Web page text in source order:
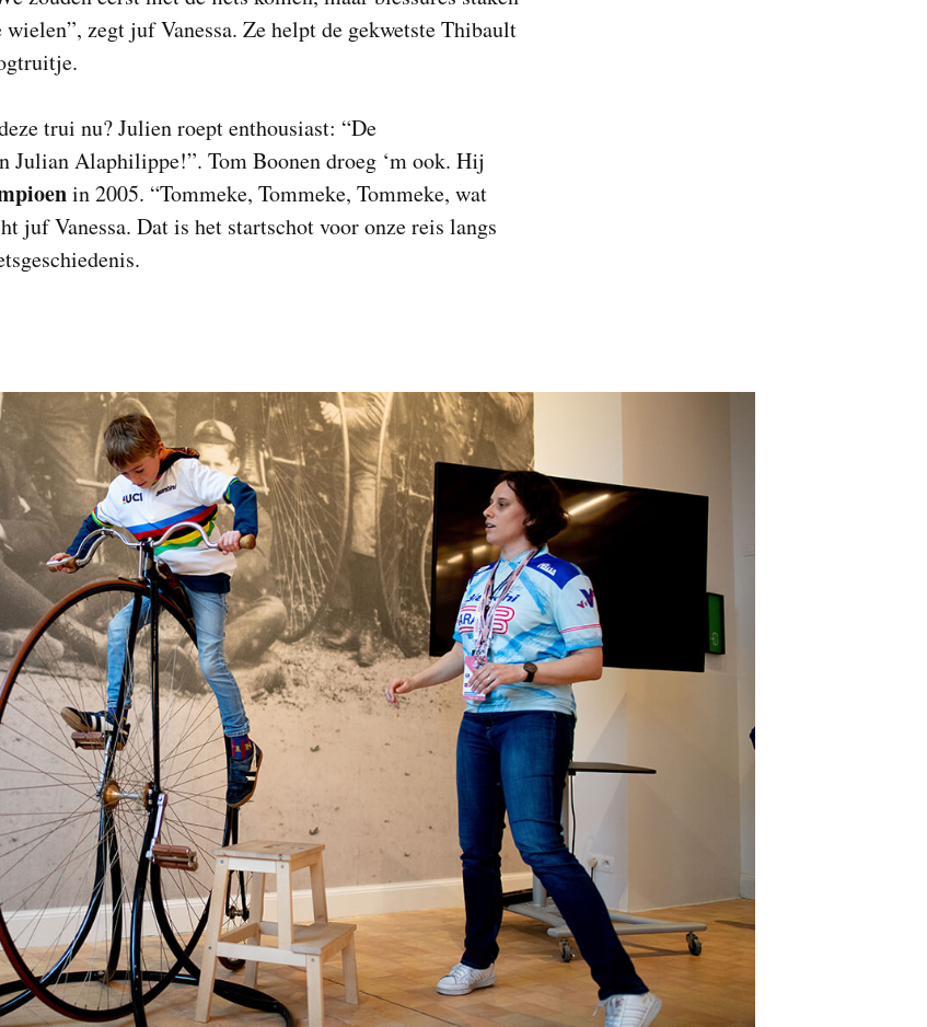
zegt juf Vanessa. Ze helpt de gekwetste Thibault
trui nu? Julien roept enthousiast: “De
Julian Alaphilippe!”. Tom Boonen droeg ‘m ook. Hij
in 2005. “Tommeke, Tommeke, Tommeke, wat
juf Vanessa. Dat is het startschot voor onze reis langs